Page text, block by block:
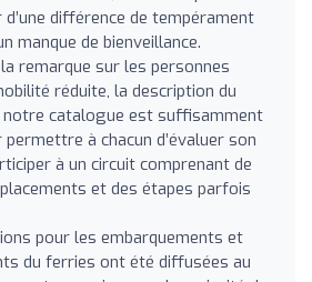
d’une différence de tempérament
manque de bienveillance.
la remarque sur les personnes
réduite, la description du
notre catalogue est suffisamment
à chacun d’évaluer son
à un circuit comprenant de
et des étapes parfois
pour les embarquements et
du ferries ont été diffusées au